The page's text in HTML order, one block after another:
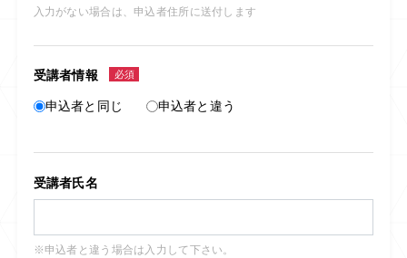
入力がない場合は、申込者住所に送付します
受講者情報 必須
申込者と同じ 申込者と違う
受講者氏名
※申込者と違う場合は入力して下さい。